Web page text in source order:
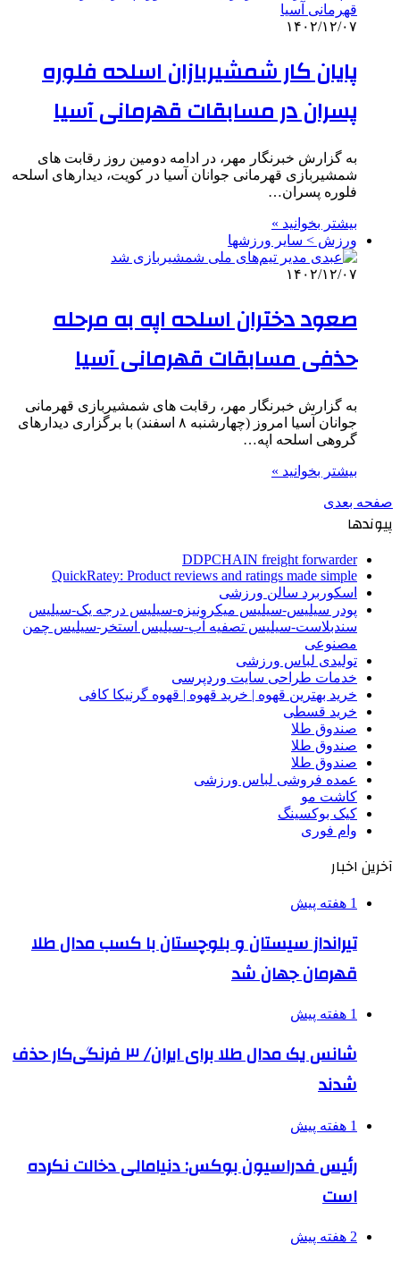
۱۴۰۲/۱۲/۰۷
پایان کار شمشیربازان اسلحه فلوره
پسران در مسابقات قهرمانی آسیا
به گزارش خبرنگار مهر، در ادامه دومین روز رقابت های
شمشیربازی قهرمانی جوانان آسیا در کویت، دیدارهای اسلحه
فلوره پسران…
بیشتر بخوانید »
ورزش > سایر ورزشها
۱۴۰۲/۱۲/۰۷
صعود دختران اسلحه اپه به مرحله
حذفی مسابقات قهرمانی آسیا
به گزارش خبرنگار مهر، رقابت های شمشیربازی قهرمانی
جوانان آسیا امروز (چهارشنبه ۸ اسفند) با برگزاری دیدارهای
گروهی اسلحه اپه…
بیشتر بخوانید »
صفحه بعدی
پیوندها
DDPCHAIN freight forwarder
QuickRatey: Product reviews and ratings made simple
اسکوربرد سالن ورزشی
پودر سیلیس-سیلیس میکرونیزه-سیلیس درجه یک-سیلیس
سندبلاست-سیلیس تصفیه آب-سیلیس استخر-سیلیس چمن
مصنوعی
تولیدی لباس ورزشی
خدمات طراحی سایت وردپرسی
خرید بهترین قهوه | خرید قهوه | قهوه گرنیکا کافی
خرید قسطی
صندوق طلا
صندوق طلا
صندوق طلا
عمده فروشی لباس ورزشی
کاشت مو
کیک بوکسینگ
وام فوری
آخرین اخبار
1 هفته پیش
تیرانداز سیستان و بلوچستان با کسب مدال طلا
قهرمان جهان شد
1 هفته پیش
شانس یک مدال طلا برای ایران/ ۳ فرنگی‌کار حذف
شدند
1 هفته پیش
رئیس فدراسیون بوکس: دنیامالی دخالت نکرده
است
2 هفته پیش